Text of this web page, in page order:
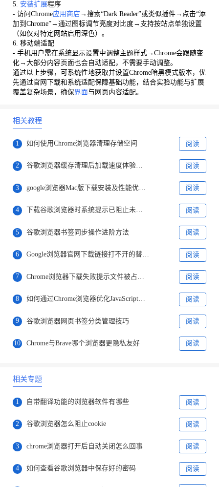
5. 安装扩展程序
- 访问Chrome应用商店 →搜索“Dark Reader”或类似插件→点击“添
加到Chrome”→通过图标调节亮度对比度→支持按站点单独设置
（如仅对特定网站启用深色）。
6. 移动端适配
- 手机用户需在系统显示设置中调整主题样式→Chrome会跟随变
化→大部分内容页面也会自动适配，不需要手动调整。
通过以上步骤，可系统性地获取并设置Chrome暗黑模式版本，优
先通过官网下载和系统适配保障基础功能，结合实验功能与扩展
覆盖复杂场景，确保界面与网页内容适配。
相关教程
1 如何使用Chrome浏览器清理存储空间 阅读
2 谷歌浏览器缓存清理后加载速度体验总结 阅读
3 google浏览器Mac版下载安装及性能优化步骤 阅读
4 下载谷歌浏览器时系统提示已阻止未知来源程序 阅读
5 谷歌浏览器书签同步操作进阶方法 阅读
6 Google浏览器官网下载链接打不开的替代方案 阅读
7 阅读
8 如何通过Chrome浏览器优化JavaScript的加载顺序 阅读
9 谷歌浏览器网页书签分类管理技巧 阅读
10 Chrome与Brave哪个浏览器更隐私友好 阅读
相关专题
1 自带翻译功能的浏览器软件有哪些 阅读
2 谷歌浏览器怎么阻止cookie 阅读
3 chrome浏览器打开后自动关闭怎么回事 阅读
4 如何查看谷歌浏览器中保存好的密码 阅读